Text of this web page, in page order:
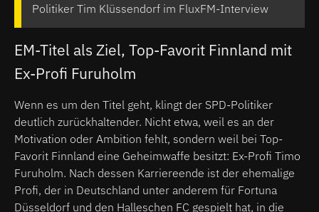
Politiker Tim Klüssendorf im FluxFM-Interview
EM-Titel als Ziel, Top-Favorit Finnland mit
Ex-Profi Furuholm
Wenn es um den Titel geht, klingt der SPD-Politiker
deutlich zurückhaltender. Nicht etwa, weil es an der
Motivation oder Ambition fehlt, sondern weil bei Top-
Favorit Finnland eine Geheimwaffe besitzt: Ex-Profi Timo
Furuholm. Nach dessen Karriereende ist der ehemalige
Profi, der in Deutschland unter anderem für Fortuna
Düsseldorf und den Halleschen FC gespielt hat, in die